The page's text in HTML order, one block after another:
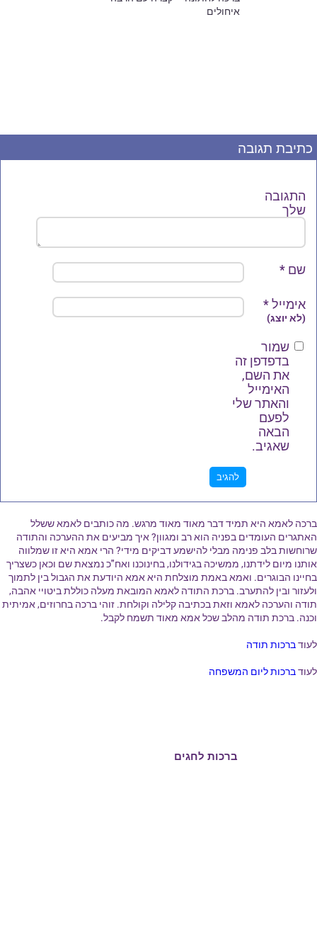
איחולים
כתיבת תגובה
התגובה
שלך
שם *
אימייל*
(לא יוצג)
שמור
בדפדפן זה
את השם,
האימייל
והאתר שלי
לפעם
הבאה
שאגיב.
ברכה לאמא היא תמיד דבר מאוד מאוד מרגש. מה כותבים לאמא ששלל
האתגרים העומדים בפניה הוא רב ומגוון? איך מביעים את ההערכה והתודה
שרוחשות בלב פנימה מבלי להישמע דביקים מידי? הרי אמא היא זו שמלווה
אותנו מיום לידתנו, ממשיכה בגידולנו, בחינוכנו ואח"כ נמצאת שם וכאן כשצריך
בחיינו הבוגרים. ואמא באמת מוצלחת היא אמא היודעת את הגבול בין לתמוך
ולעזור ובין להתערב. ברכת התודה לאמא המובאת מעלה כוללת ביטויי אהבה,
תודה והערכה לאמא וזאת בכתיבה קלילה וקולחת. זוהי ברכה בחרוזים, אמיתית
וכנה. ברכת תודה מהלב שכל אמא מאוד תשמח לקבל.
לעודברכות תודה
לעודברכות ליום המשפחה
ברכות לחגים